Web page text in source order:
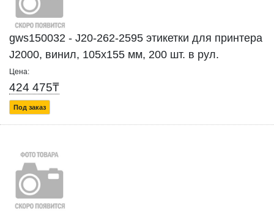
gws150032 - J20-262-2595 этикетки для принтера
J2000, винил, 105х155 мм, 200 шт. в рул.
Цена:
424 475₸
Под заказ